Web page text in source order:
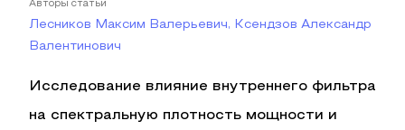
Авторы статьи
Лесников Максим Валерьевич, Ксендзов Александр
Валентинович
Исследование влияние внутреннего фильтра
на спектральную плотность мощности и